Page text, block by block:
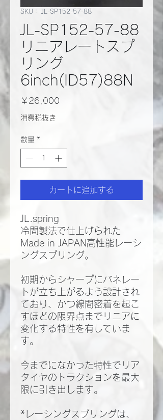
SKU： JL-SP152-57-88
JL-SP152-57-88
リニアレートスプ
リング
6inch(ID57)88N
￥26,000
消費税抜き
数量 *
カートに追加する
JL.spring
冷間製法で仕上げられた
Made in JAPAN高性能レーシ
ングスプリング。
初期からシャープにバネレー
トが立ち上がるよう設計され
ており、かつ線間密着を起こ
すほどの限界点までリニアに
変化する特性を有していま
す。
今までになかった特性でリア
タイヤのトラクションを最大
限に引き出します。
*レーシングスプリングは、